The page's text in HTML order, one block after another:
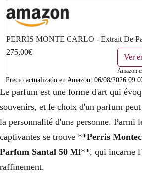
PERRIS MONTE CARLO - Extrait De
Ml Perris Montecarlo
275,00€
Ver
Precio actualizado en Amazon: 06/08/2026
Le parfum est une forme d'art qui
souvenirs, et le choix d'un parfum
la personnalité d'une personne. Parmi
captivantes se trouve **Perris
Parfum Santal 50 Ml**, qui incarne
raffinement.